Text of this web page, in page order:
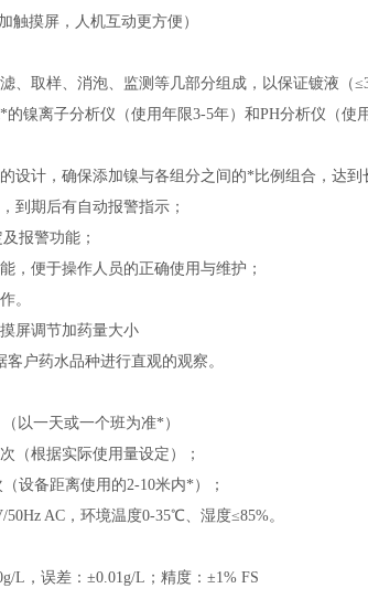
触摸屏，人机互动更方便）
、 取样、 消泡、监测 等几部分组成，以保证镀液 （
镍离子分析仪（使用年限3-5年）和PH分析仪（
设计，确保添加镍与各组分之间的*比例组合，达到
到期后有自动报警指示；
报警功能；
，便于操作人员的正确使用与维护；
。
屏调节加药量大小
户药水品种进行直观的观察。
（ 以一天或一个班为准* ）
（根据实际使用量设定）
；
（设备距离使用的2-10米内* ）；
AC，环境温度0-35℃、湿度≤85%。
L， 误差： ±0.01g/L； 精度：±1% FS